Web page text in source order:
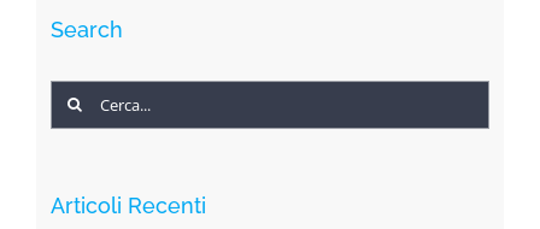
Search
Cerca
Articoli Recenti